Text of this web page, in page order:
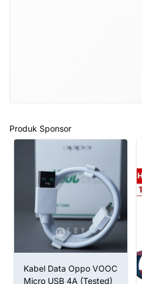
Produk Sponsor
Kabel Data Oppo VOOC
Micro USB 4A (Tested)